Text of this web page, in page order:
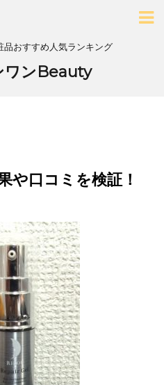
品おすすめ人気ランキング
ワンBeauty
や口コミを検証！